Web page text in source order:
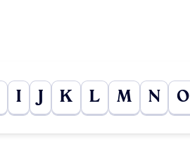
I J K L M N O